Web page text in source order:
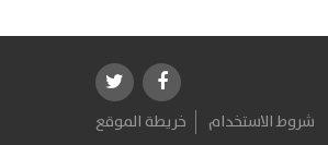
شروط الاستخدام
خريطة الموقع